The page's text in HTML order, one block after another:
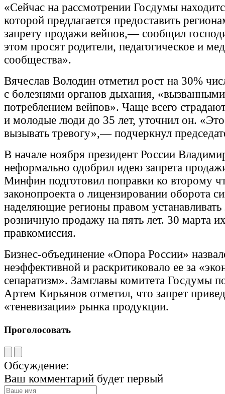
«Сейчас на рассмотрении Госдумы
которой предлагается предоставить
запрету продажи вейпов,— сообщил
этом просят родители, педагогическое и
сообщества».
Вячеслав Володин отметил рост на 30%
с болезнями органов дыхания,
потреблением вейпов». Чаще всего
и молодые люди до 35 лет, уточнил он.
вызывать тревогу»,— подчеркнул
В начале ноября президент России
неформально одобрил идею запрета
Минфин подготовил поправки ко второму
законопроекта о лицензировании оборота
наделяющие регионы правом устанавливать
розничную продажу на пять лет. 30 марта
правкомиссия.
Бизнес-объединение «Опора России»
неэффективной и раскритиковало ее за
сепаратизм». Замглавы комитета Госдумы
Артем Кирьянов отметил, что запрет
«теневизации» рынка продукции.
Проголосовать
Обсуждение:
Ваш комментарий будет первый